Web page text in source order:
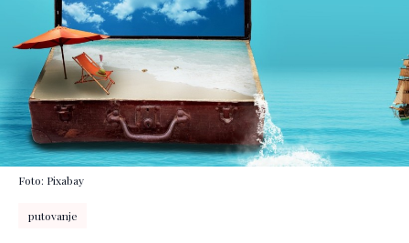
Foto: Pixabay
putovanje